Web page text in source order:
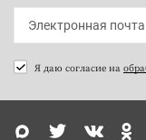
Я даю согласие на